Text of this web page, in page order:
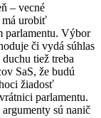
– vecné
má urobiť
parlamentu. Výbor
či vydá súhlas
tiež treba
SaS, že budú
žiadosť
parlamentu.
sú nanič